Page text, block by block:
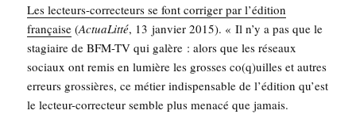
Les lec­teurs-cor­rec­teurs se font cor­ri­ger par l’é­di­tion
fran­çaise (Actua­Lit­té, 13 jan­vier 2015). « Il n’y a pas que le
sta­giaire de BFM-TV qui galère : alors que les réseaux
sociaux ont remis en lumière les grosses co(q)uilles et autres
erreurs gros­sières, ce métier indis­pen­sable de l’é­di­tion qu’est
le lec­teur-cor­rec­teur semble plus mena­cé que jamais.